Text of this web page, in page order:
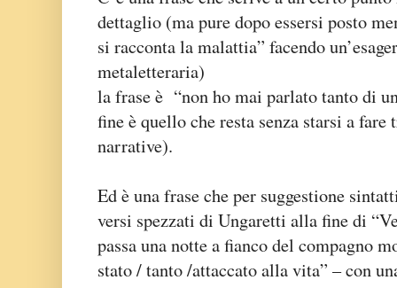
dettaglio (ma pure dopo essersi posto
si racconta la malattia” facendo
metaletteraria)
la frase è “non ho mai parlato tanto di
fine è quello che resta senza starsi a fare
narrative).
Ed è una frase che per suggestione
versi spezzati di Ungaretti alla fine di
passa una notte a fianco del compagno
stato / tanto /attaccato alla vita” – con